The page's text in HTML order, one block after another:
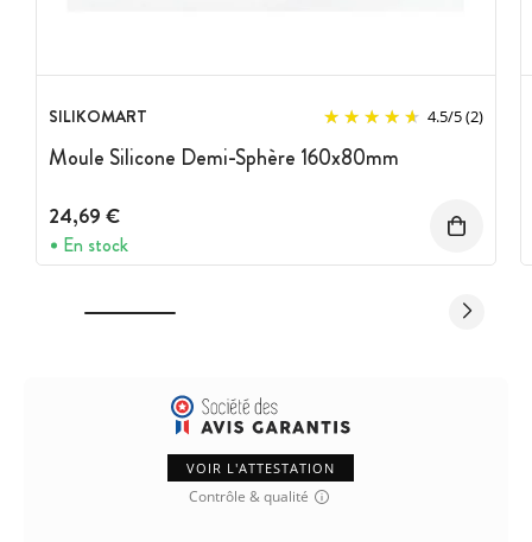
SILIKOMART 4.5/5(2)
Moule Silicone Demi-Sphère 160x80mm
24,69 €
En stock
VOIR L'ATTESTATION
Contrôle & qualité